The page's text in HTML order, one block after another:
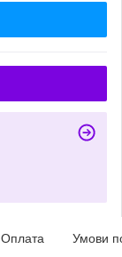
Оплата Умови